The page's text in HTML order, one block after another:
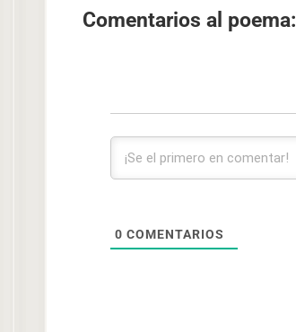
Comentarios al poema:
0 COMENTARIOS